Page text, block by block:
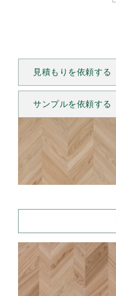
見積もりを依頼する
サンプルを依頼する